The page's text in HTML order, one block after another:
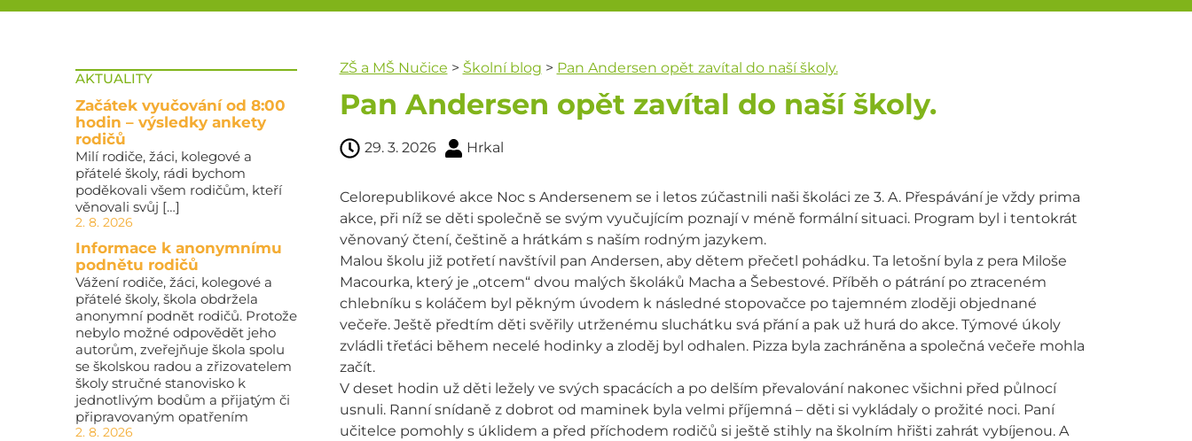
AKTUALITY
Začátek vyučování od 8:00
hodin – výsledky ankety
rodičů
Milí rodiče, žáci, kolegové a
přátelé školy, rádi bychom
poděkovali všem rodičům, kteří
věnovali svůj […]
2. 8. 2026
Informace k anonymnímu
podnětu rodičů
Vážení rodiče, žáci, kolegové a
přátelé školy, škola obdržela
anonymní podnět rodičů. Protože
nebylo možné odpovědět jeho
autorům, zveřejňuje škola spolu
se školskou radou a zřizovatelem
školy stručné stanovisko k
jednotlivým bodům a přijatým či
připravovaným opatřením
2. 8. 2026
ZŠ a MŠ Nučice > Školní blog > Pan Andersen opět zavítal do naší školy.
Pan Andersen opět zavítal do naší školy.
29. 3. 2026 Hrkal
Celorepublikové akce Noc s Andersenem se i letos zúčastnili naši školáci ze 3. A. Přespávání je vždy prima
akce, při níž se děti společně se svým vyučujícím poznají v méně formální situaci. Program byl i tentokrát
věnovaný čtení, češtině a hrátkám s naším rodným jazykem.
Malou školu již potřetí navštívil pan Andersen, aby dětem přečetl pohádku. Ta letošní byla z pera Miloše
Macourka, který je „otcem“ dvou malých školáků Macha a Šebestové. Příběh o pátrání po ztraceném
chlebníku s koláčem byl pěkným úvodem k následné stopovačce po tajemném zloději objednané
večeře. Ještě předtím děti svěřily utrženému sluchátku svá přání a pak už hurá do akce. Týmové úkoly
zvládli třeťáci během necelé hodinky a zloděj byl odhalen. Pizza byla zachráněna a společná večeře mohla
začít.
V deset hodin už děti ležely ve svých spacácích a po delším převalování nakonec všichni před půlnocí
usnuli. Ranní snídaně z dobrot od maminek byla velmi příjemná – děti si vykládaly o prožité noci. Paní
učitelce pomohly s úklidem a před příchodem rodičů si ještě stihly na školním hřišti zahrát vybíjenou. A